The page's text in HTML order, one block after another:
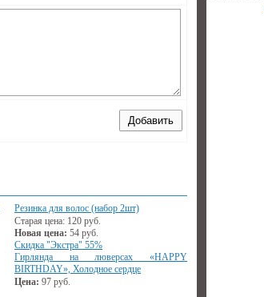
Резинка для волос (набор 2шт)
Старая цена: 120 руб.
Новая цена: 54 руб.
Скидка "Экстра" 55%
Гирлянда на люверсах «HAPPY
BIRTHDAY», Холодное сердце
Цена: 97 руб.